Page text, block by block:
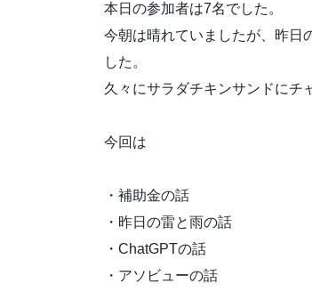
本日の参加者は7名でした。
今朝は晴れていましたが、昨日
した。
久々にサラダチキンサンドにチ
今回は
・補助金の話
・昨日の雷と雨の話
・ChatGPTの話
・アソビューの話